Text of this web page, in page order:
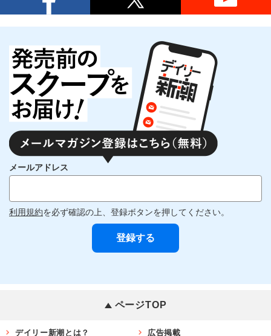
メールアドレス
利用規約を必ず確認の上、登録ボタンを押してください。
ページTOP
デイリー新潮とは？ 広告掲載